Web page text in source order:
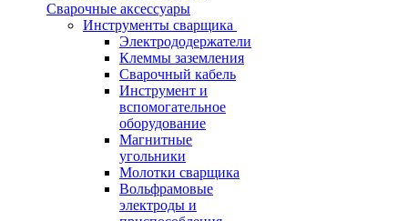
Сварочные аксессуары
Инструменты сварщика
Электрододержатели
Клеммы заземления
Сварочный кабель
Инструмент и
вспомогательное
оборудование
Магнитные
угольники
Молотки сварщика
Вольфрамовые
электроды и